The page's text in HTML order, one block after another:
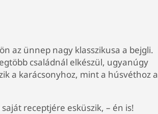
az ünnep nagy klasszikusa a bejgli.
családnál elkészül, ugyanúgy
a karácsonyhoz, minta húsvéthoz a
receptjére esküszik, – én is!